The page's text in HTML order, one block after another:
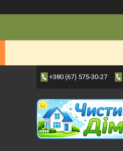
+380 (67) 575-30-27